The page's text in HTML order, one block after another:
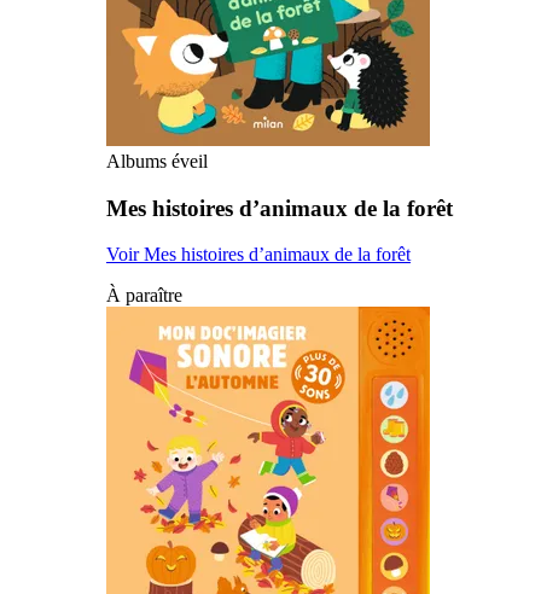
Albums éveil
Mes histoires d’animaux de la forêt
Voir Mes histoires d’animaux de la forêt
À paraître